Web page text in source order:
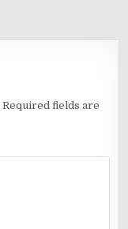
Required fields are